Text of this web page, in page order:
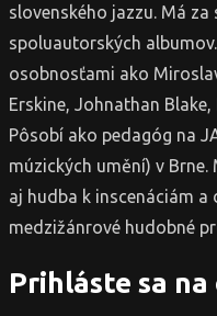
slovenského jazzu. Má
spoluautorských
osobnosťami ako
Erskine, Johnathan
Pôsobí ako pedagóg na
múzických umění) v
aj hudba k inscenáciám a
medzižánrové hudobné
Prihláste sa